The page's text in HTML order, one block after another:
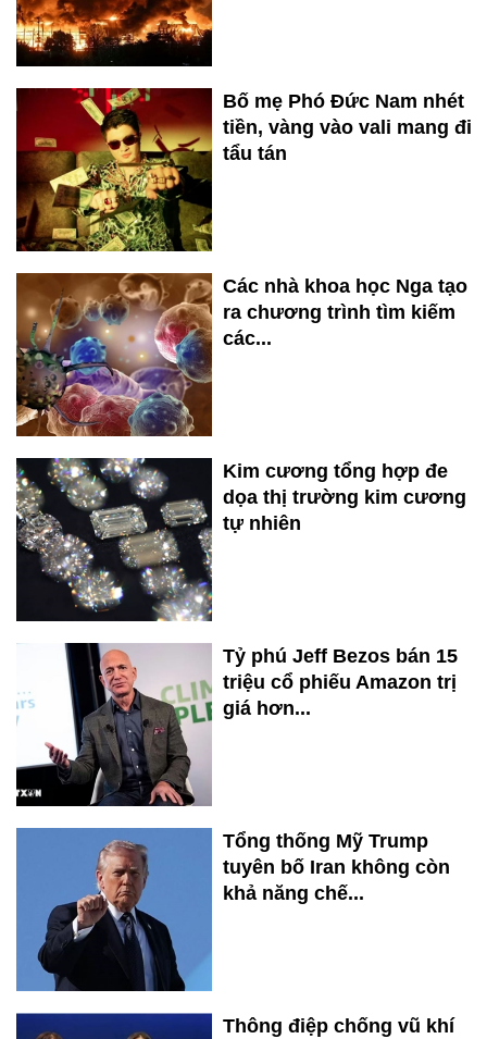
Bố mẹ Phó Đức Nam nhét
tiền, vàng vào vali mang đi
tẩu tán
Các nhà khoa học Nga tạo
ra chương trình tìm kiếm
các...
Kim cương tổng hợp đe
dọa thị trường kim cương
tự nhiên
Tỷ phú Jeff Bezos bán 15
triệu cổ phiếu Amazon trị
giá hơn...
Tổng thống Mỹ Trump
tuyên bố Iran không còn
khả năng chế...
Thông điệp chống vũ khí